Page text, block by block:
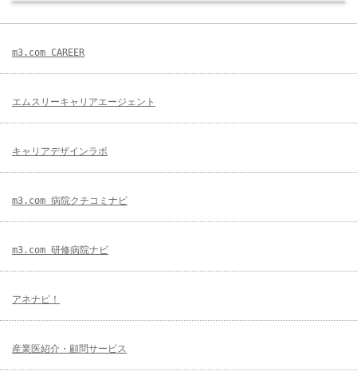
m3.com CAREER
エムスリーキャリアエージェント
キャリアデザインラボ
m3.com 病院クチコミナビ
m3.com 研修病院ナビ
アネナビ！
産業医紹介・顧問サービス